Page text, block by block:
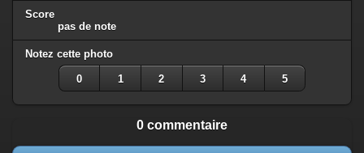
Score
pas de note
Notez cette photo
0 1 2 3 4 5
0 commentaire